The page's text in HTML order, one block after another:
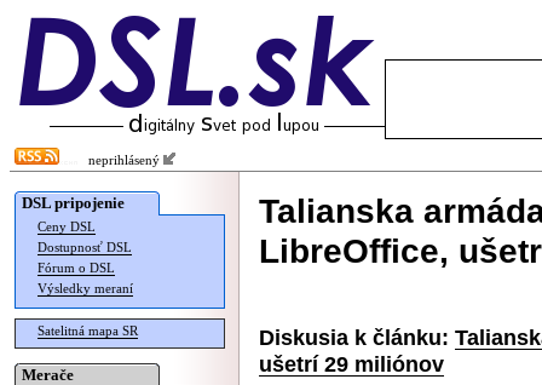
neprihlásený
DSL pripojenie
Ceny DSL
Dostupnosť DSL
Fórum o DSL
Výsledky meraní
Satelitná mapa SR
Merače
Talianska
LibreOffice,
Diskusia k článku:
ušetrí 29 miliónov